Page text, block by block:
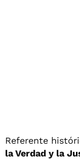
Referente
la Verdad y la